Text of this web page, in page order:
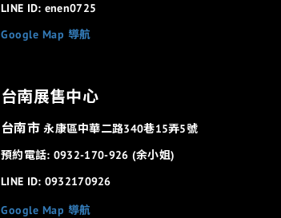
LINE ID: enen0725
Google Map 導航
台南展售中心
台南市永康區中華二路340巷15弄5號
預約電話: 0932-170-926 (余小姐)
LINE ID: 0932170926
Google Map 導航